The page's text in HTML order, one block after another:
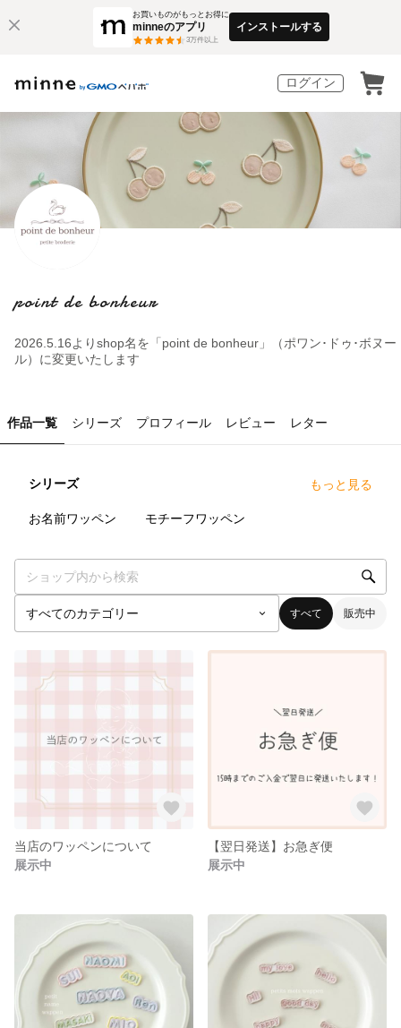
お買いものがもっとお得に
minneのアプリ
3万件以上
インストールする
ログイン
point de bonheur
2026.5.16よりshop名を「point de bonheur」（ポワン･ドゥ･ボヌー
ル）に変更いたします ⁡
作品一覧 シリーズ プロフィール レビュー レター
シリーズ もっと見る
お名前ワッペン モチーフワッペン
すべて 販売中
当店のワッペンについて
展示中
【翌日発送】お急ぎ便
展示中